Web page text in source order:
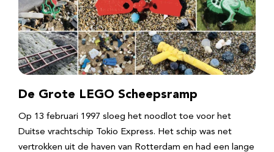
De Grote LEGO Scheepsramp
Op 13 februari 1997 sloeg het noodlot toe voor het
Duitse vrachtschip Tokio Express. Het schip was net
vertrokken uit de haven van Rotterdam en had een lange